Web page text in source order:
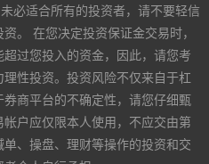
必适合所有的投资者，请不要轻信
。 在您决定投资保证金交易时，
过您投入的资金，因此，请您考
性投资。投资风险不仅来自于杠
商平台的不确定性，请您仔细甄
户应仅限本人使用，不应交由第
、操盘、理财等操作的投资和交